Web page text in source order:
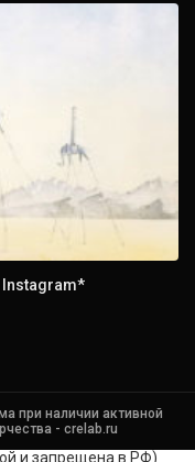
Instagram*
при наличии активной
- crelab.ru
и запрещена в РФ)